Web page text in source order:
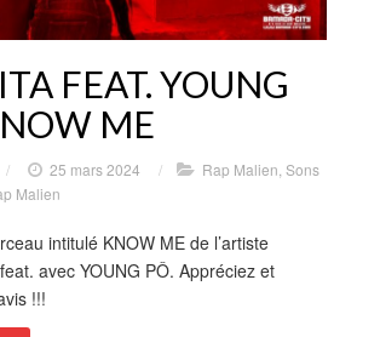
FEAT. YOUNG
ME
/ 25 mars 2024 / Rap Malien Sons
Malien
intitulé KNOW ME de l’artiste
avec YOUNG PÔ. Appréciez et
!!!